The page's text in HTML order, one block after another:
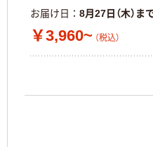
お届け日 8月27日（木）ま
￥3,960~ （税込）